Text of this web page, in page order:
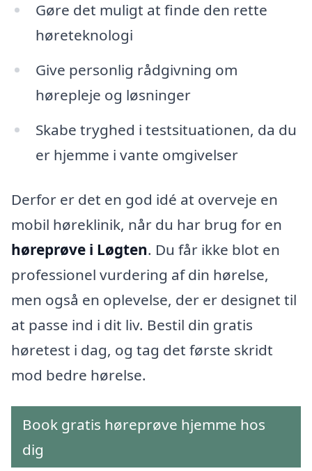
Gøre det muligt at finde den rette
høreteknologi
Give personlig rådgivning om
hørepleje og løsninger
Skabe tryghed i testsituationen, da du
er hjemme i vante omgivelser
Derfor er det en god idé at overveje en
mobil høreklinik, når du har brug for en
høreprøve i Løgten. Du får ikke blot en
professionel vurdering af din hørelse,
men også en oplevelse, der er designet til
at passe ind i dit liv. Bestil din gratis
høretest i dag, og tag det første skridt
mod bedre hørelse.
Book gratis høreprøve hjemme hos
dig